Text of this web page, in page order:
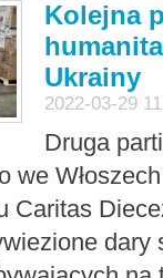
Kolejna
Ukrainy
2022-03-29
Druga
Caritas
dary